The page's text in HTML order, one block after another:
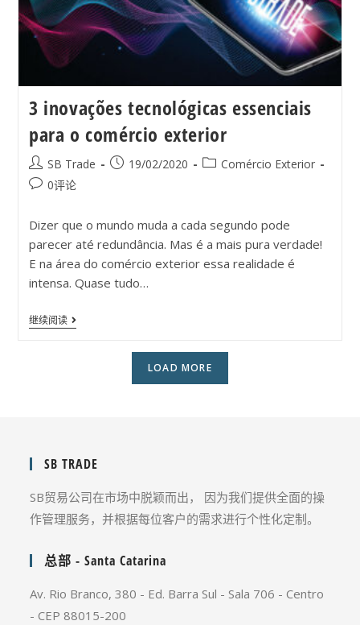
3 inovações tecnológicas essenciais
para o comércio exterior
SB Trade 19/02/2020
Comércio Exterior
0评论
Dizer que o mundo muda a cada segundo pode
parecer até redundância. Mas é a mais pura verdade!
E na área do comércio exterior essa realidade é
intensa. Quase tudo…
继续阅读
LOAD MORE
SB TRADE
SB贸易公司在市场中脱颖而出， 因为我们提供全面的操
作管理服务，并根据每位客户的需求进行个性化定制。
总部 - Santa Catarina
Av. Rio Branco, 380 - Ed. Barra Sul - Sala 706 - Centro
- CEP 88015-200